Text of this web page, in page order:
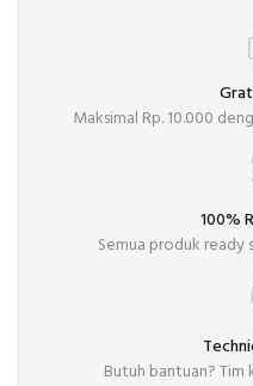
Maksimal Rp. 10.000
100%
Semua produk ready
Butuh bantuan? Tim